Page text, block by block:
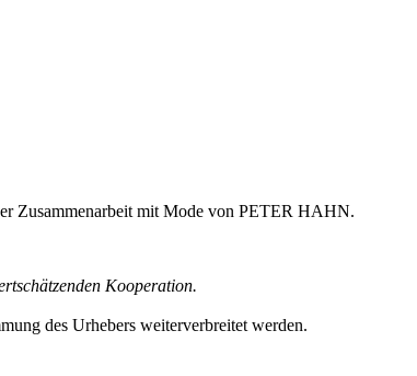
Zusammenarbeit mit Mode von PETER HAHN.
Kooperation.
des Urhebers weiterverbreitet werden.